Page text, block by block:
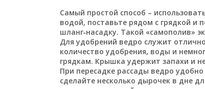
Самый простой способ –
водой, поставьте рядом с грядкой и
шланг‑насадку. Такой «самополив»
Для удобрений ведро служит
количество удобрения, воды и
грядкам. Крышка удержит запахи и
При пересадке рассады ведро
сделайте несколько дырочек в дне